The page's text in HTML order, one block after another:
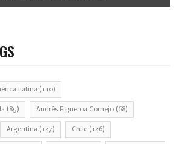
Latina (110)
(85) Andrés Figueroa Cornejo (68)
Argentina (147) Chile (146)